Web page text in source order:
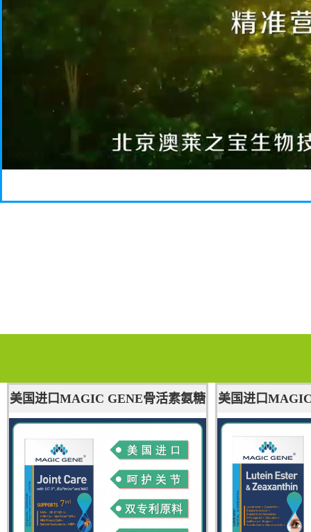
美国进口MAGIC GENE骨活素氨糖
非变性含Ⅱ型胶原蛋白骨关节软骨
硬骨肌肉修复
美国进口
素酯内消旋玉
眼